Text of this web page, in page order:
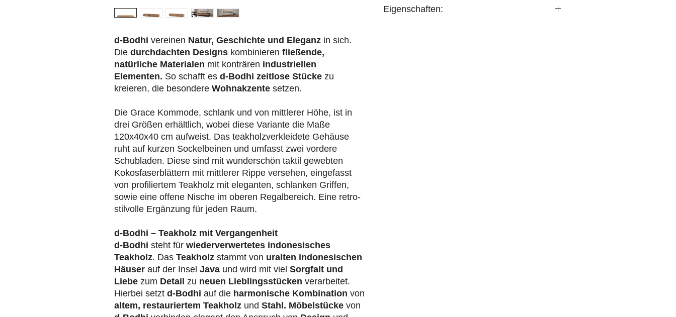
d-Bodhi vereinen Natur, Geschichte und Eleganz in sich.
Die durchdachten Designs kombinieren fließende,
natürliche Materialen mit konträren industriellen
Elementen. So schafft es d-Bodhi zeitlose Stücke zu
kreieren, die besondere Wohnakzente setzen.
Die Grace Kommode, schlank und von mittlerer Höhe, ist in
drei Größen erhältlich, wobei diese Variante die Maße
120x40x40 cm aufweist. Das teakholzverkleidete Gehäuse
ruht auf kurzen Sockelbeinen und umfasst zwei vordere
Schubladen. Diese sind mit wunderschön taktil gewebten
Kokosfaserblättern mit mittlerer Rippe versehen, eingefasst
von profiliertem Teakholz mit eleganten, schlanken Griffen,
sowie eine offene Nische im oberen Regalbereich. Eine retro-
stilvolle Ergänzung für jeden Raum.
d-Bodhi – Teakholz mit Vergangenheit
d-Bodhi steht für wiederverwertetes indonesisches
Teakholz. Das Teakholz stammt von uralten indonesischen
Häuser auf der Insel Java und wird mit viel Sorgfalt und
Liebe zum Detail zu neuen Lieblingsstücken verarbeitet.
Hierbei setzt d-Bodhi auf die harmonische Kombination von
altem, restauriertem Teakholz und Stahl. Möbelstücke von
Eigenschaften: